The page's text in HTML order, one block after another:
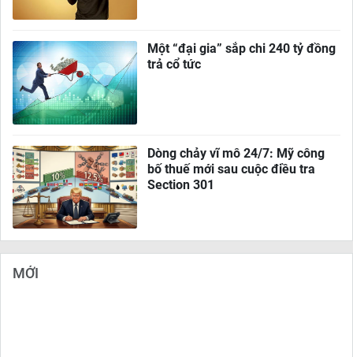
Một “đại gia” sắp chi 240 tỷ đồng
trả cổ tức
Dòng chảy vĩ mô 24/7: Mỹ công
bố thuế mới sau cuộc điều tra
Section 301
MỚI